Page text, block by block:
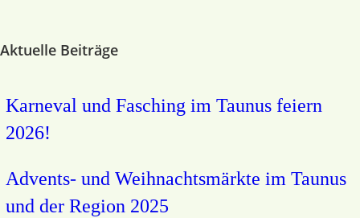
Aktuelle Beiträge
Karneval und Fasching im Taunus feiern
2026!
Advents- und Weihnachtsmärkte im Taunus
und der Region 2025